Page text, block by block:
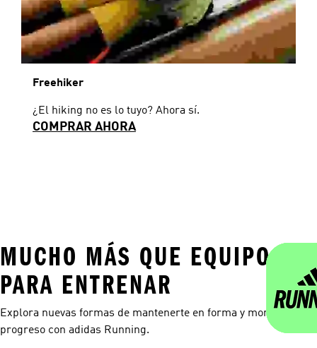
Freehiker
¿El hiking no es lo tuyo? Ahora sí.
COMPRAR AHORA
MUCHO MÁS QUE EQUIPO
PARA ENTRENAR
Explora nuevas formas de mantenerte en forma y monitorea tu
progreso con adidas Running.